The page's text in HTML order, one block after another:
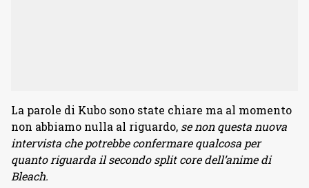
La parole di Kubo sono state chiare ma al momento
non abbiamo nulla al riguardo, se non questa nuova
intervista che potrebbe confermare qualcosa per
quanto riguarda il secondo split core dell’anime di
Bleach.